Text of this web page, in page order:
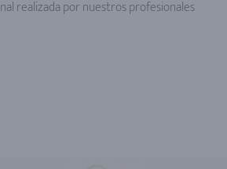
realizada por nuestros profesionales